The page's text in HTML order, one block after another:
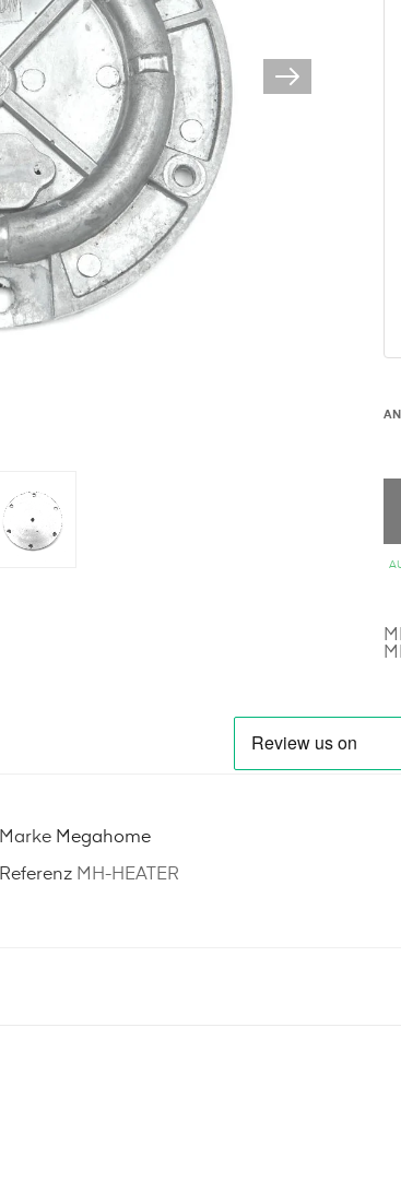
Marke Megahome
Referenz MH-HEATER